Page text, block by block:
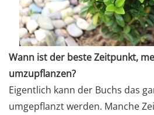
Wann ist der beste Zeitpunkt,
umzupflanzen?
Eigentlich kann der Buchs das
umgepflanzt werden. Manche